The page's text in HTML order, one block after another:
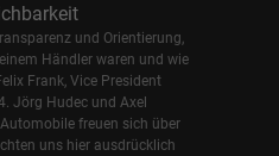
und Orientierung,
Händler waren und wie
Frank, Vice President
Jörg Hudec und Axel
freuen sich über
uns hier ausdrücklich